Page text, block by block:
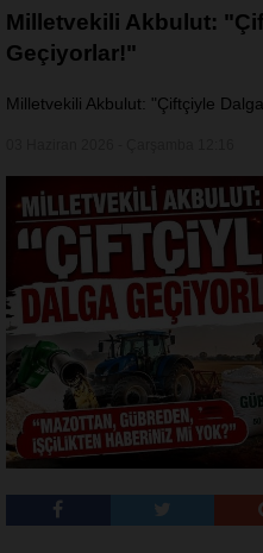
Milletvekili Akbulut:
Geçiyorlar!"
Milletvekili Akbulut: "Çiftçiyle